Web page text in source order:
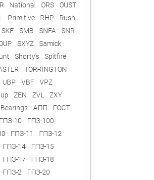
National ORS
OUST
Primitive RHP
Rush
SKF SMB SNFA
SNR
SXYZ
Samick
Shorty's
Spitfire
TORRINGTON
UBP VBF
VPZ
ZEN ZVL
ZXY
АПП
ГОСТ
ГПЗ-10
ГПЗ-100
ГПЗ-11
ГПЗ-12
ГПЗ-14
ГПЗ-15
ГПЗ-17
ГПЗ-18
ГПЗ-2
ГПЗ-20